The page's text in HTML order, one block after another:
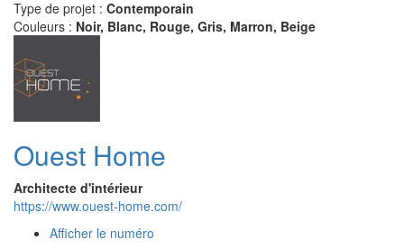
Type de projet : Contemporain
Couleurs : Noir, Blanc, Rouge, Gris, Marron, Beige
Ouest Home
Architecte d'intérieur
https://www.ouest-home.com/
Afficher le numéro